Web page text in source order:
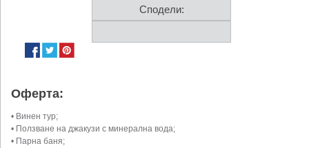
Сподели:
Оферта:
• Винен тур;
• Ползване на джакузи с минерална вода;
• Парна баня;